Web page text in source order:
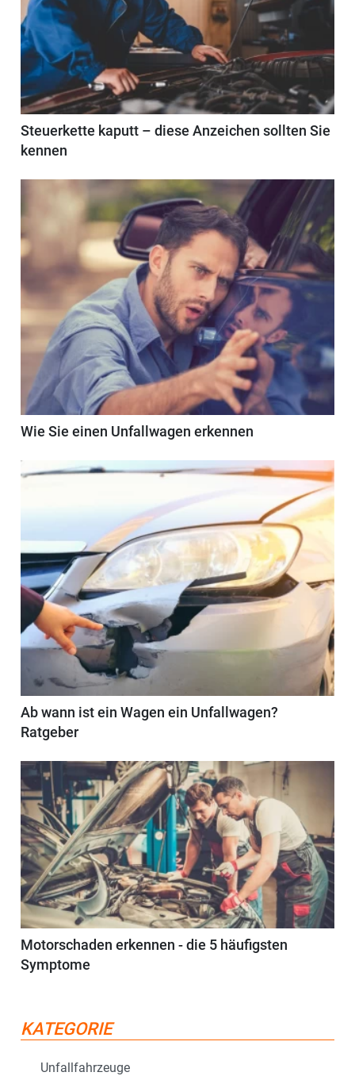
Steuerkette kaputt – diese Anzeichen sollten Sie
kennen
Wie Sie einen Unfallwagen erkennen
Ab wann ist ein Wagen ein Unfallwagen?
Ratgeber
Motorschaden erkennen - die 5 häufigsten
Symptome
KATEGORIE
Unfallfahrzeuge